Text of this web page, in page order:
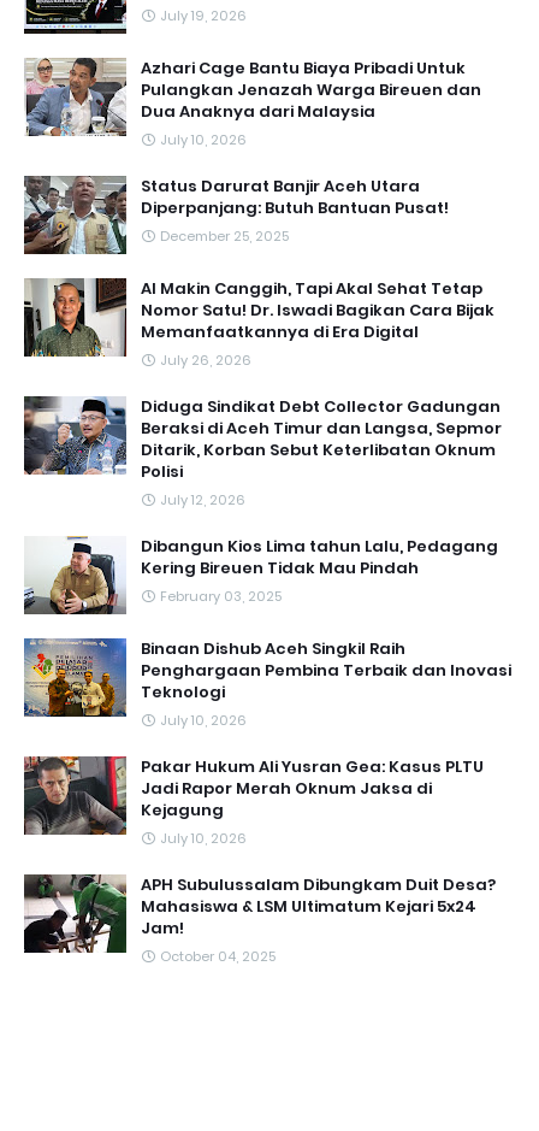
July 19, 2026
Azhari Cage Bantu Biaya Pribadi Untuk
Pulangkan Jenazah Warga Bireuen dan
Dua Anaknya dari Malaysia
July 10, 2026
Status Darurat Banjir Aceh Utara
Diperpanjang: Butuh Bantuan Pusat!
December 25, 2025
AI Makin Canggih, Tapi Akal Sehat Tetap
Nomor Satu! Dr. Iswadi Bagikan Cara Bijak
Memanfaatkannya di Era Digital
July 26, 2026
Diduga Sindikat Debt Collector Gadungan
Beraksi di Aceh Timur dan Langsa, Sepmor
Ditarik, Korban Sebut Keterlibatan Oknum
Polisi
July 12, 2026
Dibangun Kios Lima tahun Lalu, Pedagang
Kering Bireuen Tidak Mau Pindah
February 03, 2025
Binaan Dishub Aceh Singkil Raih
Penghargaan Pembina Terbaik dan Inovasi
Teknologi
July 10, 2026
Pakar Hukum Ali Yusran Gea: Kasus PLTU
Jadi Rapor Merah Oknum Jaksa di
Kejagung
July 10, 2026
APH Subulussalam Dibungkam Duit Desa?
Mahasiswa & LSM Ultimatum Kejari 5x24
Jam!
October 04, 2025